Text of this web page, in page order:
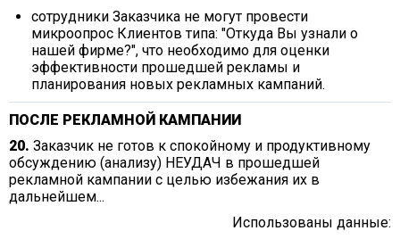
сотрудники Заказчика не могут провести
микроопрос Клиентов типа: "Откуда Вы узнали о
нашей фирме?", что необходимо для оценки
эффективности прошедшей рекламы и
планирования новых рекламных кампаний.
ПОСЛЕ РЕКЛАМНОЙ КАМПАНИИ
20. Заказчик не готов к спокойному и продуктивному
обсуждению (анализу) НЕУДАЧ в прошедшей
рекламной кампании с целью избежания их в
дальнейшем...
Использованы данные: